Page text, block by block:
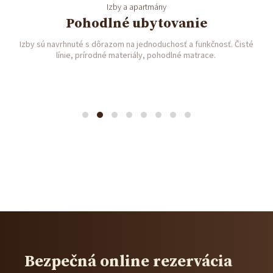
Izby a apartmány
Pohodlné ubytovanie
Izby sú navrhnuté s dôrazom na jednoduchosť a funkčnosť. Čisté
línie, prírodné materiály, pohodlné matrace.
Bezpečná online rezervácia